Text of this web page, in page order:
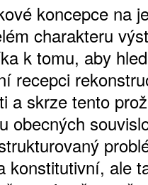
koncepce na
charakteru
k tomu, aby
recepci
a skrze tento
obecných
konstitutivní, ale